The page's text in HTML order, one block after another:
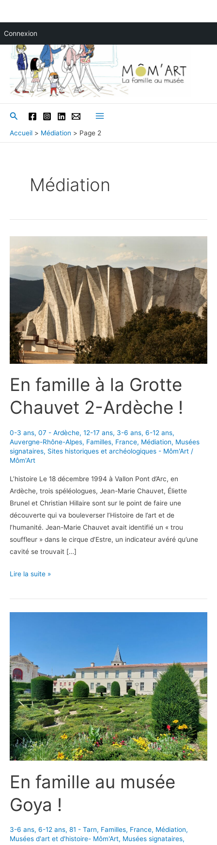
Connexion
contenu
Rechercher
Menu
Accueil Médiation Page 2
Médiation
En famille à la Grotte
Chauvet 2-Ardèche !
0-3 ans, 07 - Ardèche, 12-17 ans, 3-6 ans, 6-12 ans,
Auvergne-Rhône-Alpes, Familles, France, Médiation, Musées
signataires, Sites historiques et archéologiques - Môm'Art /
Môm'Art
L’histoire Le 18 décembre 1994 à Vallon Pont d’Arc, en
Ardèche, trois spéléologues, Jean-Marie Chauvet, Éliette
Brunel et Christian Hillaire sont sur le point de faire une
découverte qui va bouleverser l’Histoire de l’art et de
l’humanité. Jean-Marie Chauvet avait identifié un « trou
souffleur » dans le cirque d’Estre, un indicateur avéré qu’une
cavité se trouvait […]
En
à
Ardèche
!
Lire la suite »
En famille au musée
Goya !
3-6 ans, 6-12 ans, 81 - Tarn, Familles, France, Médiation,
Musées d'art et d'histoire- Môm'Art, Musées signataires,